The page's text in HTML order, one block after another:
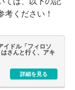
ください！
イドル「フィロソ
さんと行く、アキ
詳細を見る